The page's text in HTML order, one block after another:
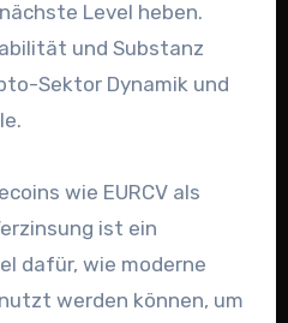
Level heben.
und Substanz
Sektor Dynamik und
wie EURCV als
ist ein
dafür, wie moderne
werden können, um